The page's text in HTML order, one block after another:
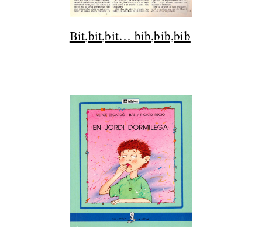
Bit,bit,bit… bib,bib,bib